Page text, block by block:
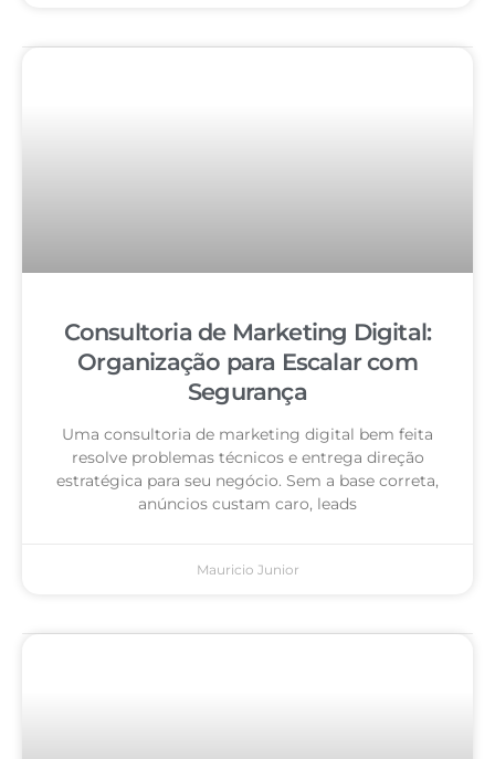
Consultoria de Marketing Digital:
Organização para Escalar com
Segurança
Uma consultoria de marketing digital bem feita
resolve problemas técnicos e entrega direção
estratégica para seu negócio. Sem a base correta,
anúncios custam caro, leads
Mauricio Junior